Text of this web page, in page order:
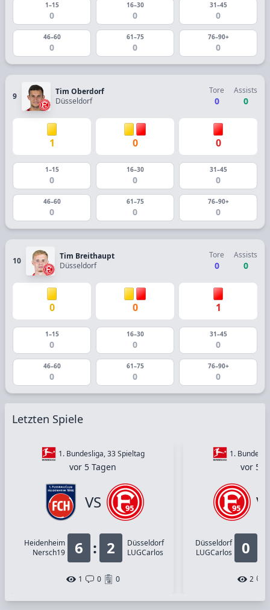
1–15
0
16–30
0
31–45
0
46–60
0
61–75
0
76–90+
0
9
Tim Oberdorf
Düsseldorf
Tore
0
Assists
0
1 0 0
1–15
0
16–30
0
31–45
0
46–60
0
61–75
0
76–90+
0
10
Tim Breithaupt
Düsseldorf
Tore
0
Assists
0
0 0 1
1–15
0
16–30
0
31–45
0
46–60
0
61–75
0
76–90+
0
Letzten Spiele
1. Bundesliga, 33 Spieltag
vor 5 Tagen
VS
Heidenheim
Nersch19
6 : 2
Düsseldorf
LUGCarlos
1 0 0
1.
vor 5
Düsseldorf
LUGCarlos
0
2